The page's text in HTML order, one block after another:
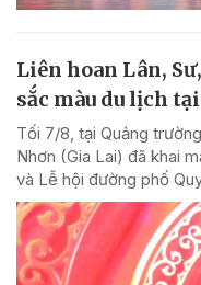
Liên hoan Lân,
sắc màu du lịch
Tối 7/8, tại Quảng
Nhơn (Gia Lai) đã khai
và Lễ hội đường phố